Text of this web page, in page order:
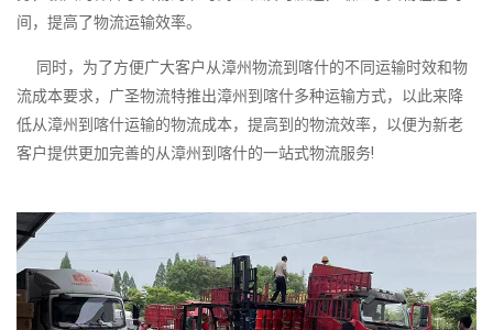
间，提高了物流运输效率。
同时，为了方便广大客户从漳州物流到喀什的不同运输时效和物
流成本要求，广圣物流特推出漳州到喀什多种运输方式，以此来降
低从漳州到喀什运输的物流成本，提高到的物流效率，以便为新老
客户提供更加完善的从漳州到喀什的一站式物流服务!